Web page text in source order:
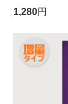
ド NRS-24
1,280円